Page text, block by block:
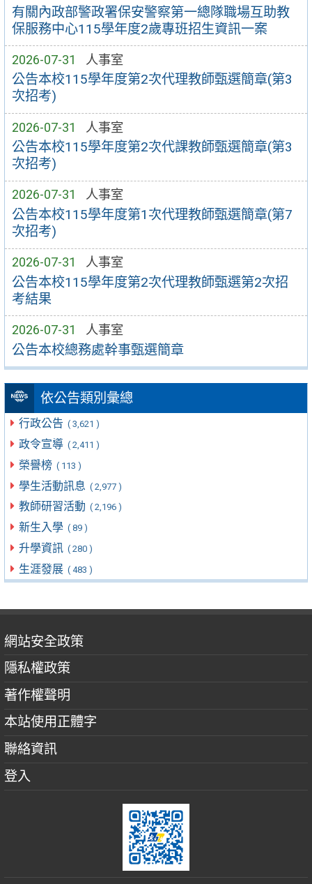
有關內政部警政署保安警察第一總隊職場互助教
保服務中心115學年度2歲專班招生資訊一案
2026-07-31 人事室
公告本校115學年度第2次代理教師甄選簡章(第3
次招考)
2026-07-31 人事室
公告本校115學年度第2次代課教師甄選簡章(第3
次招考)
2026-07-31 人事室
公告本校115學年度第1次代理教師甄選簡章(第7
次招考)
2026-07-31 人事室
公告本校115學年度第2次代理教師甄選第2次招
考結果
2026-07-31 人事室
公告本校總務處幹事甄選簡章
依公告類別彙總
行政公告 ( 3,621 )
政令宣導 ( 2,411 )
榮譽榜 ( 113 )
學生活動訊息 ( 2,977 )
教師研習活動 ( 2,196 )
新生入學 ( 89 )
升學資訊 ( 280 )
生涯發展 ( 483 )
網站安全政策
隱私權政策
著作權聲明
本站使用正體字
聯絡資訊
登入